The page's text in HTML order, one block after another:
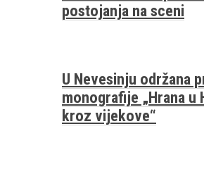
postojanja na sceni
U Nevesinju održana
monografije „Hrana u
kroz vijekove“